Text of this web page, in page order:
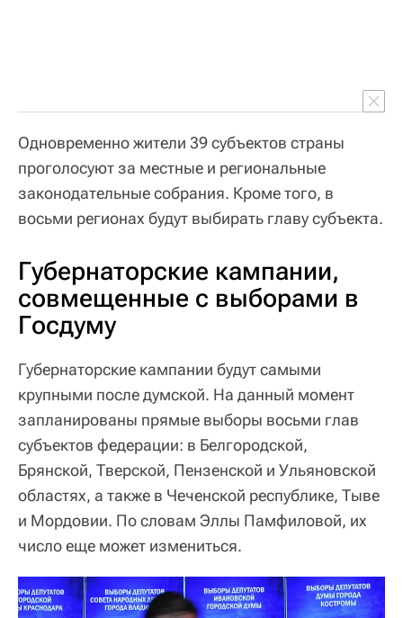
Одновременно жители 39 субъектов страны
проголосуют за местные и региональные
законодательные собрания. Кроме того, в
восьми регионах будут выбирать главу субъекта.
Губернаторские кампании,
совмещенные с выборами в
Госдуму
Губернаторские кампании будут самыми
крупными после думской. На данный момент
запланированы прямые выборы восьми глав
субъектов федерации: в Белгородской,
Брянской, Тверской, Пензенской и Ульяновской
областях, а также в Чеченской республике, Тыве
и Мордовии. По словам Эллы Памфиловой, их
число еще может измениться.